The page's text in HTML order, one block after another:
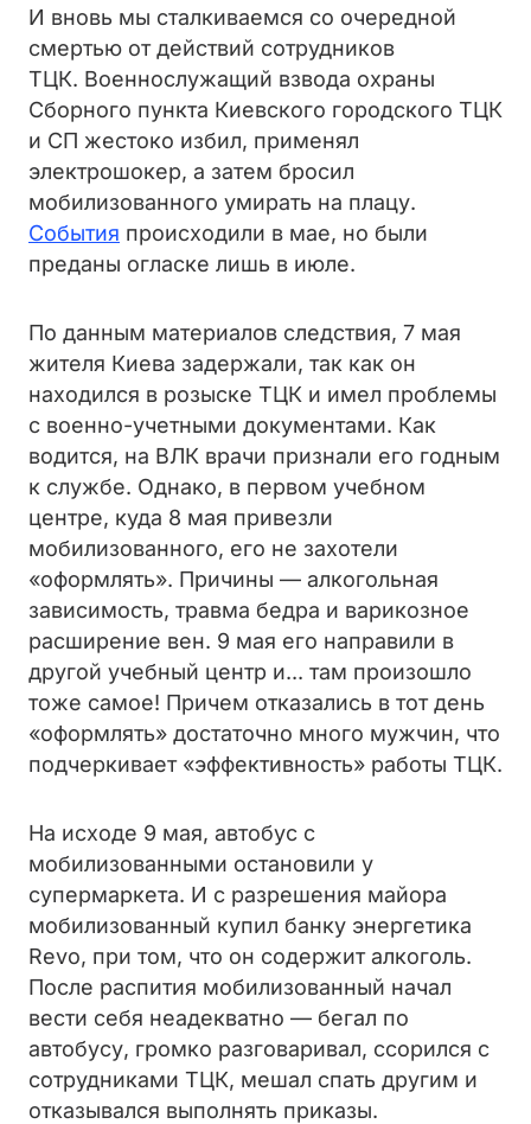
И вновь мы сталкиваемся со очередной
смертью от действий сотрудников
ТЦК. Военнослужащий взвода охраны
Сборного пункта Киевского городского ТЦК
и СП жестоко избил, применял
электрошокер, а затем бросил
мобилизованного умирать на плацу.
События происходили в мае, но были
преданы огласке лишь в июле.
По данным материалов следствия, 7 мая
жителя Киева задержали, так как он
находился в розыске ТЦК и имел проблемы
с военно-учетными документами. Как
водится, на ВЛК врачи признали его годным
к службе. Однако, в первом учебном
центре, куда 8 мая привезли
мобилизованного, его не захотели
«оформлять». Причины — алкогольная
зависимость, травма бедра и варикозное
расширение вен. 9 мая его направили в
другой учебный центр и... там произошло
тоже самое! Причем отказались в тот день
«оформлять» достаточно много мужчин, что
подчеркивает «эффективность» работы ТЦК.
На исходе 9 мая, автобус с
мобилизованными остановили у
супермаркета. И с разрешения майора
мобилизованный купил банку энергетика
Revo, при том, что он содержит алкоголь.
После распития мобилизованный начал
вести себя неадекватно — бегал по
автобусу, громко разговаривал, ссорился с
сотрудниками ТЦК, мешал спать другим и
отказывался выполнять приказы.